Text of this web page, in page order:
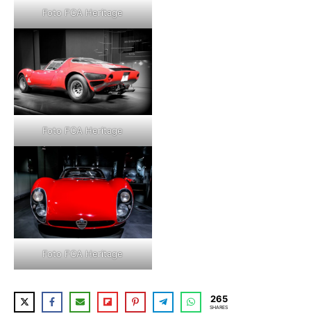
Foto FCA Heritage
Foto FCA Heritage
Foto FCA Heritage
265
SHARES